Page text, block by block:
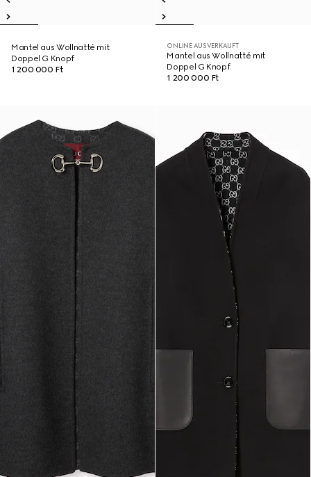
Mantel aus Wollnatté mit
Doppel G Knopf
1 200 000 Ft
ONLINE AUSVERKAUFT
Mantel aus Wollnatté mit
Doppel G Knopf
1 200 000 Ft